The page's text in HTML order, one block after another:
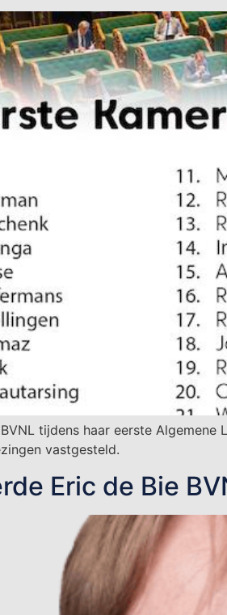
tijdens haar eerste
vastgesteld.
Eric de Bie